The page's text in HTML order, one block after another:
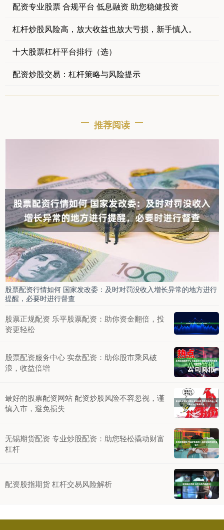
配资专业股票 合规平台 低息融资 助您稳健投资
杠杆炒股风险高，放大收益也放大亏损，新手慎入。
十大股票杠杆平台排行（选）
配资炒股交易：杠杆策略与风险提示
推荐阅读
股票配资行情如何 国家发改委：及时对罚没收入增长异常的地方进行
提醒，必要时进行督查
股票正规配资 乐平股票配资：助你资金翻倍，投
资更轻松
股票配资服务中心 实盘配资：助你股市乘风破
浪，收益倍增
最好的股票配资网站 配资炒股风险不容忽视，谨
慎入市，避免损失
无锡期货配资 专业炒股配资：助您轻松撬动财富
杠杆
配资股指期货 杠杆交易风险解析